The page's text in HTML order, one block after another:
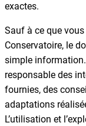
exactes.
Sauf à ce que
Conservatoire, le
simple information.
responsable des
fournies, des
adaptations
L’utilisation et